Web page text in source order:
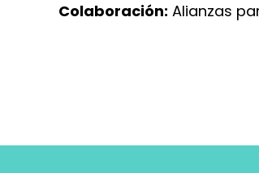
Colaboración: Alianzas